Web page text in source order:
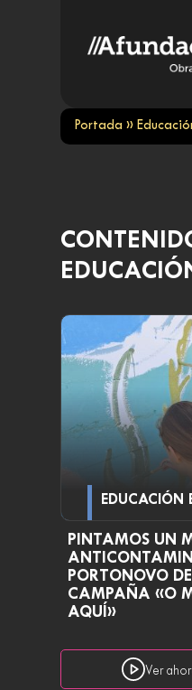
Portada »
EDUCACIÓN
PINTAMOS UN
PORTONOVO
CAMPAÑA «O
AQUÍ»
Ver